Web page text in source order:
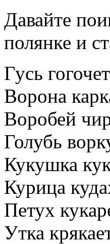
Давайте
полянке и
Гусь
Ворона
Воробей
Голубь
Кукушка
Курица
Петух
Утка